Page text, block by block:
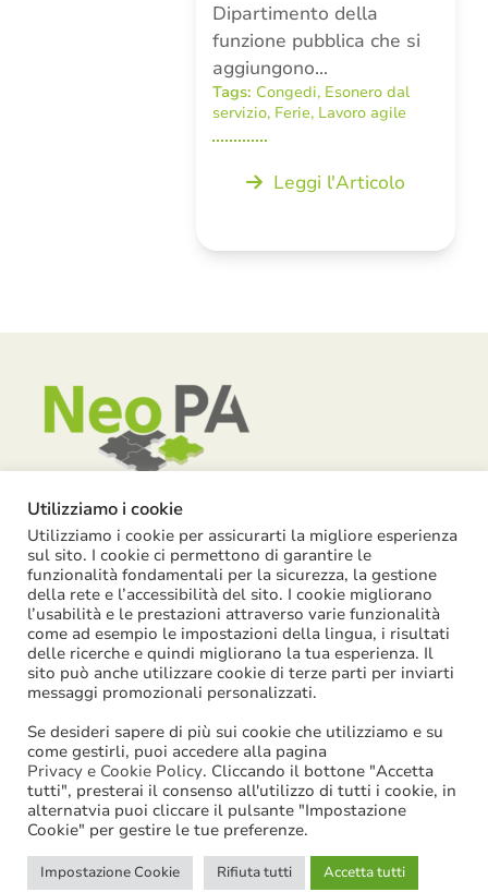
Dipartimento della
funzione pubblica che si
aggiungono…
Tags: Congedi, Esonero dal
servizio, Ferie, Lavoro agile
Leggi l'Articolo
Piazza Garibaldi, 55 – 15121 Alessandria
info@neopa.it
info@pec.neopa.it
0131 1911 646
Seguici su Facebook
2026©NeoPA S.p.a. | tutti i diritti sono riservati | P. IVA:
02631580061
Utilizziamo i cookie
Utilizziamo i cookie per assicurarti la migliore esperienza
sul sito. I cookie ci permettono di garantire le
funzionalità fondamentali per la sicurezza, la gestione
della rete e l’accessibilità del sito. I cookie migliorano
l’usabilità e le prestazioni attraverso varie funzionalità
come ad esempio le impostazioni della lingua, i risultati
delle ricerche e quindi migliorano la tua esperienza. Il
sito può anche utilizzare cookie di terze parti per inviarti
messaggi promozionali personalizzati.
Se desideri sapere di più sui cookie che utilizziamo e su
come gestirli, puoi accedere alla pagina
Privacy e Cookie Policy. Cliccando il bottone "Accetta
tutti", presterai il consenso all'utilizzo di tutti i cookie, in
alternatvia puoi cliccare il pulsante "Impostazione
Cookie" per gestire le tue preferenze.
Impostazione Cookie Rifiuta tutti Accetta tutti